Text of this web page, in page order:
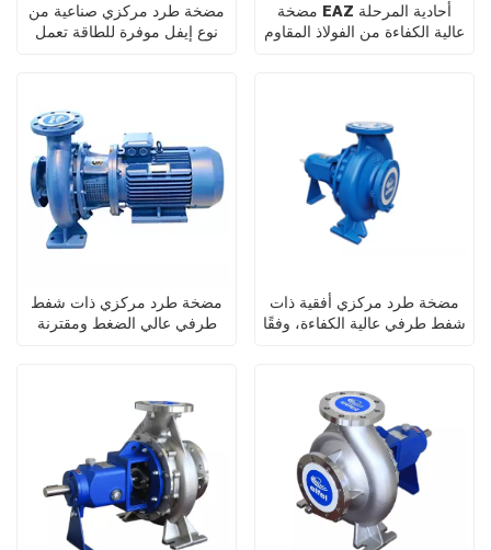
مضخة طرد مركزي صناعية من
نوع إيفل موفرة للطاقة تعمل
مضخة EAZ أحادية المرحلة
عالية الكفاءة من الفولاذ المقاوم
مضخة طرد مركزي ذات شفط
طرفي عالي الضغط ومقترنة
مضخة طرد مركزي أفقية ذات
شفط طرفي عالية الكفاءة، وفقًا